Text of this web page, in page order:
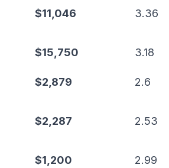
$11,046 3.36
$15,750 3.18
$2,879
2.6
$2,287 2.53
$1,200
2.99